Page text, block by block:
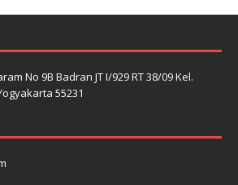
No 9B Badran JT I/929 RT 38/09 Kel.
55231